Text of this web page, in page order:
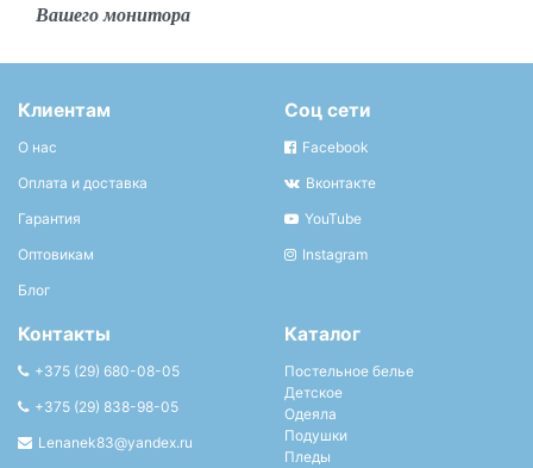
Вашего монитора
Клиентам
О нас
Оплата и доставка
Гарантия
Оптовикам
Блог
Соц сети
Facebook
Вконтакте
YouTube
Instagram
Контакты
+375 (29) 680-08-05
+375 (29) 838-98-05
Lenanek83@yandex.ru
Каталог
Постельное белье
Детское
Одеяла
Подушки
Пледы